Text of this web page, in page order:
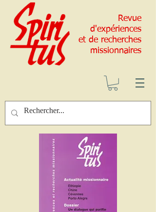
Revue
d'expériences
et de recherches
missionnaires